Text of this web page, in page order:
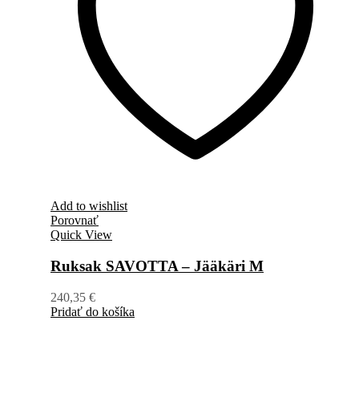
Add to wishlist
Porovnať
Quick View
Ruksak SAVOTTA – Jääkäri M
240,35 €
Pridať do košíka